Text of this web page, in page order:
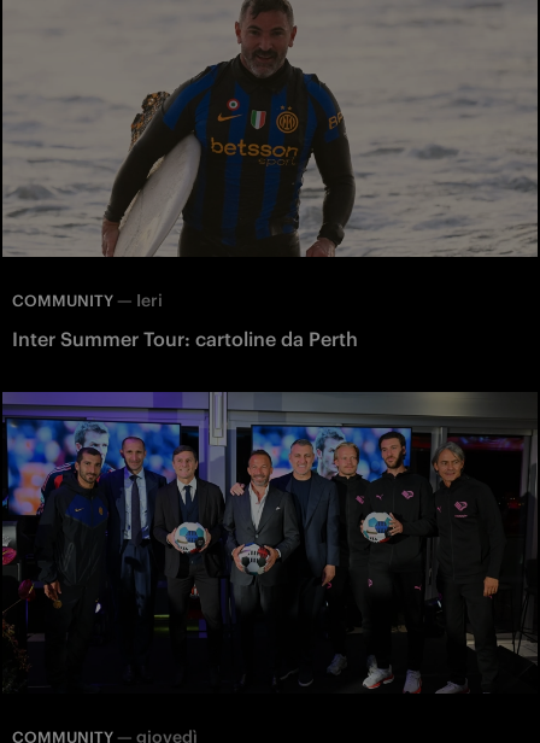
COMMUNITY — Ieri
Inter Summer Tour: cartoline da Perth
COMMUNITY — giovedì